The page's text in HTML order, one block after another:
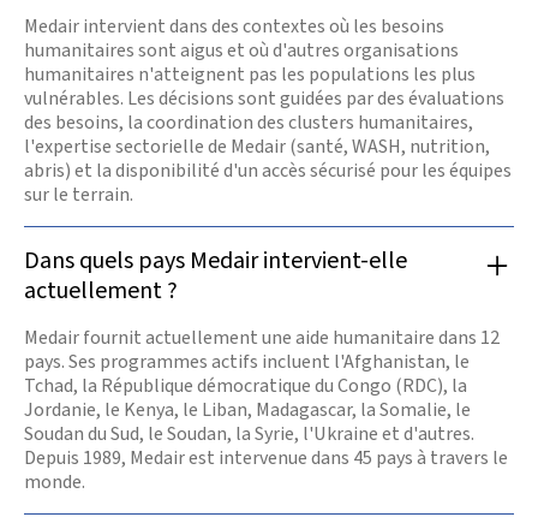
Medair intervient dans des contextes où les besoins
humanitaires sont aigus et où d'autres organisations
humanitaires n'atteignent pas les populations les plus
vulnérables. Les décisions sont guidées par des évaluations
des besoins, la coordination des clusters humanitaires,
l'expertise sectorielle de Medair (santé, WASH, nutrition,
abris) et la disponibilité d'un accès sécurisé pour les équipes
sur le terrain.
Dans quels pays Medair intervient-elle
actuellement ?
Medair fournit actuellement une aide humanitaire dans 12
pays. Ses programmes actifs incluent l'Afghanistan, le
Tchad, la République démocratique du Congo (RDC), la
Jordanie, le Kenya, le Liban, Madagascar, la Somalie, le
Soudan du Sud, le Soudan, la Syrie, l'Ukraine et d'autres.
Depuis 1989, Medair est intervenue dans 45 pays à travers le
monde.